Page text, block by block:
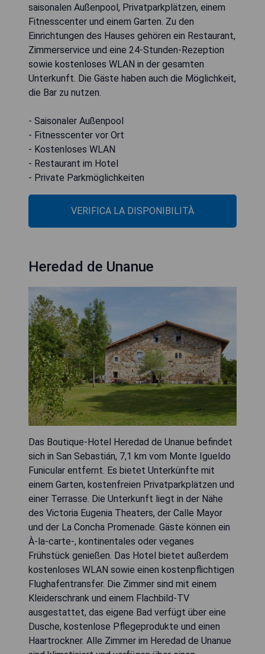
saisonalen Außenpool, Privatparkplätzen, einem
Fitnesscenter und einem Garten. Zu den
Einrichtungen des Hauses gehören ein Restaurant,
Zimmerservice und eine 24-Stunden-Rezeption
sowie kostenloses WLAN in der gesamten
Unterkunft. Die Gäste haben auch die Möglichkeit,
die Bar zu nutzen.
- Saisonaler Außenpool
- Fitnesscenter vor Ort
- Kostenloses WLAN
- Restaurant im Hotel
- Private Parkmöglichkeiten
VERIFICA LA DISPONIBILITÀ
Heredad de Unanue
Das Boutique-Hotel Heredad de Unanue befindet
sich in San Sebastián, 7,1 km vom Monte Igueldo
Funicular entfernt. Es bietet Unterkünfte mit
einem Garten, kostenfreien Privatparkplätzen und
einer Terrasse. Die Unterkunft liegt in der Nähe
des Victoria Eugenia Theaters, der Calle Mayor
und der La Concha Promenade. Gäste können ein
À-la-carte-, kontinentales oder veganes
Frühstück genießen. Das Hotel bietet außerdem
kostenloses WLAN sowie einen kostenpflichtigen
Flughafentransfer. Die Zimmer sind mit einem
Kleiderschrank und einem Flachbild-TV
ausgestattet, das eigene Bad verfügt über eine
Dusche, kostenlose Pflegeprodukte und einen
Haartrockner. Alle Zimmer im Heredad de Unanue